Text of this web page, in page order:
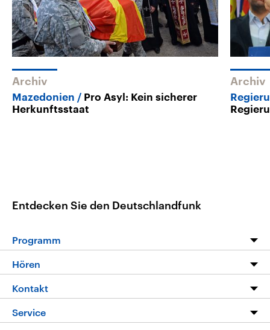
Archiv
Mazedonien
Pro Asyl: Kein sicherer
Herkunftsstaat
Archiv
Entdecken Sie den Deutschlandfunk
Programm
Programm
Die Nachrichten
Nachrichtenleicht
Hören
Livestream
Podcasts
Kontakt
Hörerservice
Service